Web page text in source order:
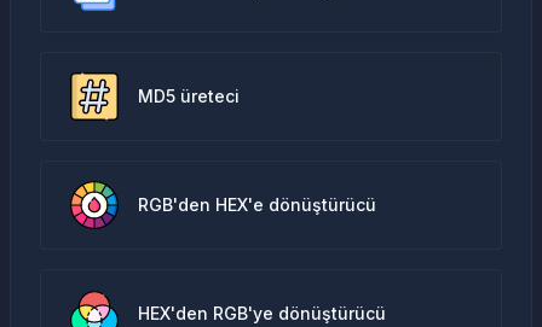
MD5 üreteci
RGB'den HEX'e dönüştürücü
HEX'den RGB'ye dönüştürücü